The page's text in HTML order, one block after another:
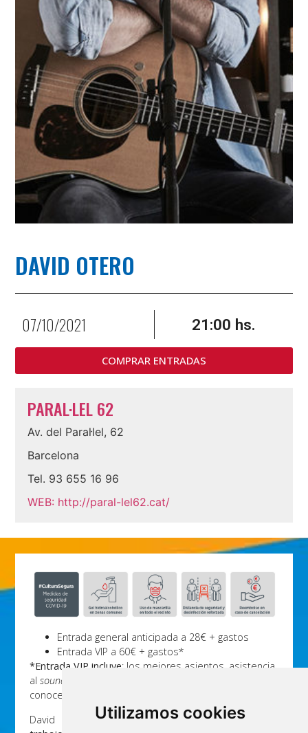
Utilizamos cookies
DAVID OTERO
07/10/2021 21:00 hs.
COMPRAR ENTRADAS
PARAL·LEL 62
Av. del Paraŀlel, 62
Barcelona
Tel. 93 655 16 96
WEB: http://paral-lel62.cat/
Entrada general anticipada a 28€ + gastos
Entrada VIP a 60€ + gastos*
*Entrada VIP incluye: los mejores asientos, asistencia
al soundcheck
conoce a David Otero y hazte una foto con él.
David Otero presentará en Barcelona su